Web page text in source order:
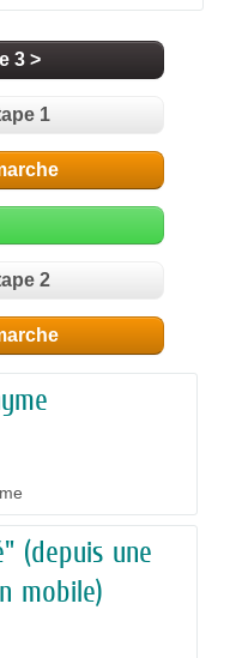
3 >
1
2
(depuis une
mobile)